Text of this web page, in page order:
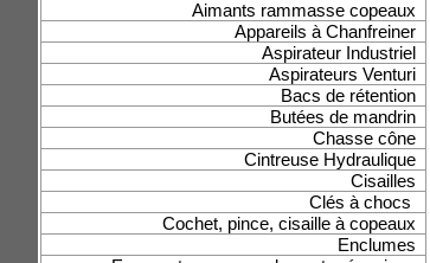
Aimants rammasse copeaux
Appareils à Chanfreiner
Aspirateur Industriel
Aspirateurs Venturi
Bacs de rétention
Butées de mandrin
Chasse cône
Cintreuse Hydraulique
Cisailles
Clés à chocs
Cochet, pince, cisaille à copeaux
Enclumes